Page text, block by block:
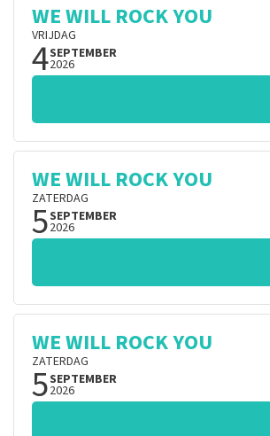
WE WILL ROCK YOU
VRIJDAG
4SEPTEMBER
2026
WE WILL ROCK YOU
ZATERDAG
5SEPTEMBER
2026
WE WILL ROCK YOU
ZATERDAG
5SEPTEMBER
2026